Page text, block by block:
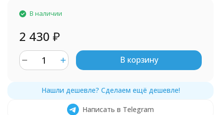
В наличии
2 430 ₽
В корзину
Написать в Telegram